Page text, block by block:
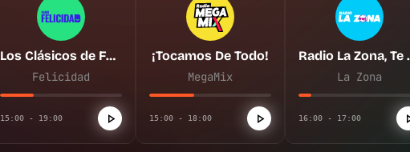
Los Clásicos de Felicidad
Felicidad
15:00 - 19:00
¡Tocamos De Todo!
MegaMix
15:00 - 18:00
La Zona
16:00 - 17:00